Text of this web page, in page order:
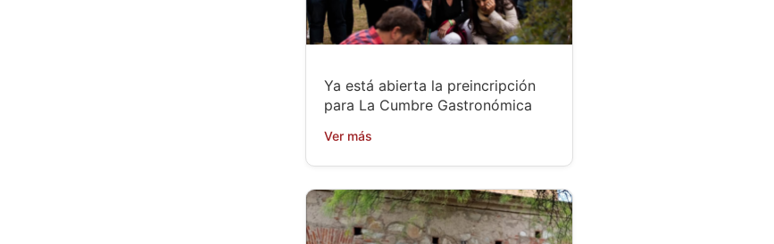
Ya está abierta la preincripción
para La Cumbre Gastronómica
Ver más